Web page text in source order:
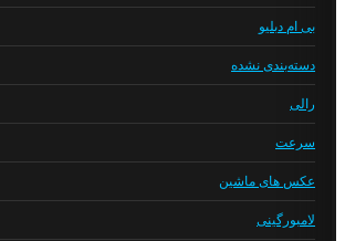
بی ام دبلیو
دسته‌بندی نشده
رالی
سرعت
عکس های ماشین
لامبورگینی